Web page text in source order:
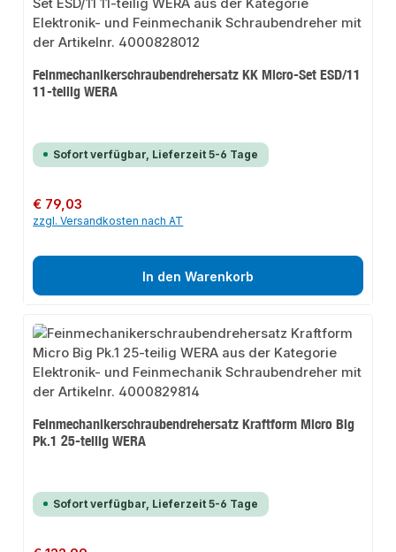
Feinmechanikerschraubendrehersatz KK Micro-Set ESD/11
11-teilig WERA
Sofort verfügbar, Lieferzeit 5-6 Tage
Regulärer Preis:
€ 79,03
zzgl. Versandkosten nach AT
In den Warenkorb
Feinmechanikerschraubendrehersatz Kraftform Micro Big
Pk.1 25-teilig WERA
Sofort verfügbar, Lieferzeit 5-6 Tage